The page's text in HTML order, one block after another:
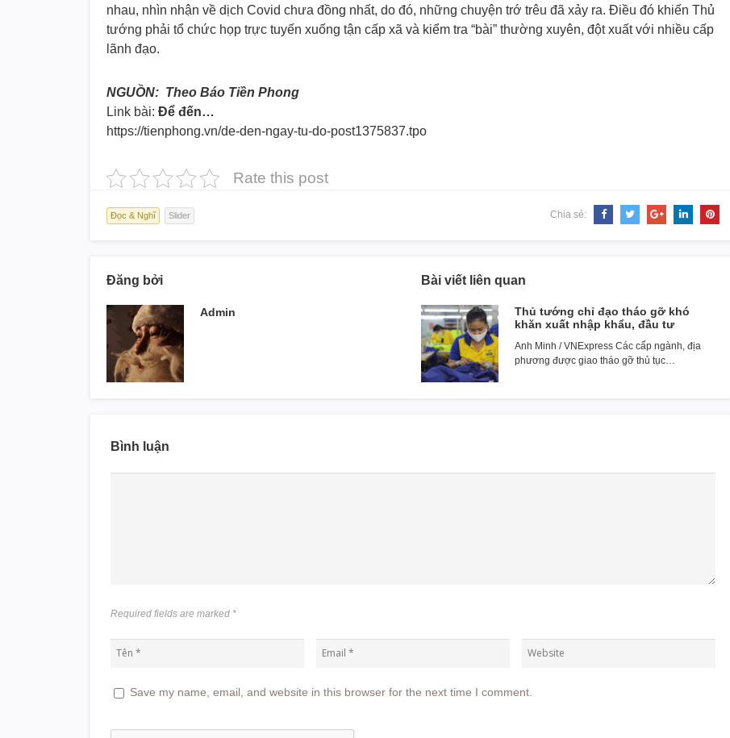
nhau, nhìn nhận về dịch Covid chưa đồng nhất, do đó, những chuyện trớ trêu đã xảy ra. Điều đó khiến Thủ
tướng phải tổ chức họp trực tuyến xuống tận cấp xã và kiểm tra “bài” thường xuyên, đột xuất với nhiều cấp
lãnh đạo.
NGUỒN: Theo Báo Tiền Phong
Link bài: Để đến…
https://tienphong.vn/de-den-ngay-tu-do-post1375837.tpo
Rate this post
Đọc & Nghĩ Slider Chia sẻ:
Đăng bởi
Admin
Bài viết liên quan
Thủ tướng chỉ đạo tháo gỡ khó
khăn xuất nhập khẩu, đầu tư
Anh Minh / VNExpress Các cấp ngành, địa
phương được giao tháo gỡ thủ tục…
Bình luận
Required fields are marked *
Save my name, email, and website in this browser for the next time I comment.